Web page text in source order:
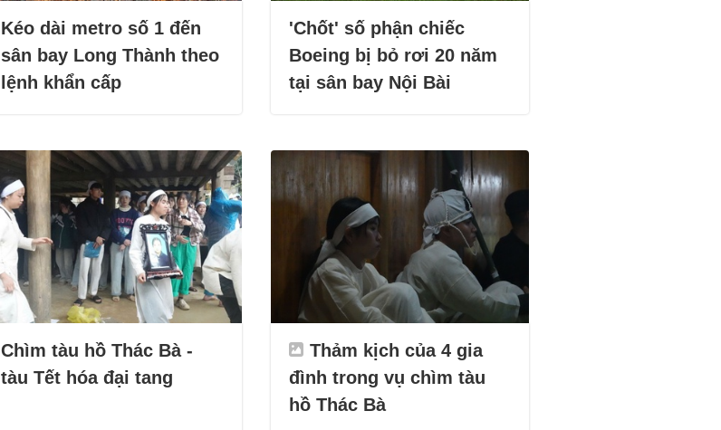
Kéo dài metro số 1 đến
sân bay Long Thành theo
lệnh khẩn cấp
'Chốt' số phận chiếc
Boeing bị bỏ rơi 20 năm
tại sân bay Nội Bài
Chìm tàu hồ Thác Bà -
tàu Tết hóa đại tang
Thảm kịch của 4 gia
đình trong vụ chìm tàu
hồ Thác Bà